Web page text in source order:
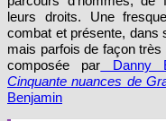
leurs droits. Une
combat et présente, dans
mais parfois de façon
composée par Danny
Cinquante nuances de
Benjamin